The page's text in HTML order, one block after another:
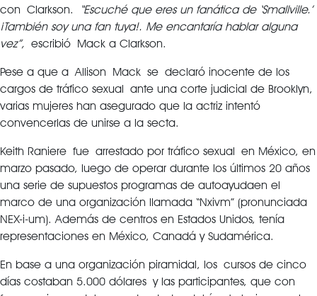
con Clarkson.
“Escuché que eres un fanática de ‘Smallville.’
¡También soy una fan tuya!. Me encantaría hablar alguna
vez”, escribió Mack a Clarkson.
Pese a que a Allison Mack se declaró inocente de los
cargos de tráfico sexual ante una corte judicial de Brooklyn,
varias mujeres han asegurado que la actriz intentó
convencerlas de unirse a la secta.
Keith Raniere fue arrestado por tráfico sexual en México, en
marzo pasado, luego de operar durante los últimos 20 años
una serie de supuestos programas de autoayudaen el
marco de una organización llamada “Nxivm” (pronunciada
NEX-i-um). Además de centros en Estados Unidos, tenía
representaciones en México, Canadá y Sudamérica.
En base a una organización piramidal, los cursos de cinco
días costaban 5.000 dólares y las participantes, que con